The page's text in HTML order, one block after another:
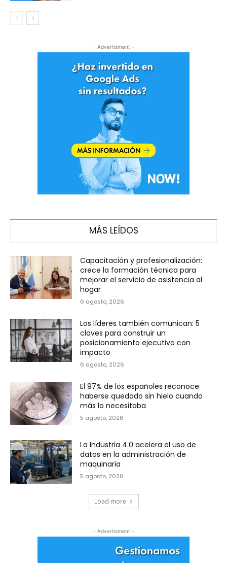
- Advertisment -
MÁS LEÍDOS
Capacitación y profesionalización:
crece la formación técnica para
mejorar el servicio de asistencia al
hogar
6 agosto, 2026
Los líderes también comunican: 5
claves para construir un
posicionamiento ejecutivo con
impacto
6 agosto, 2026
El 97% de los españoles reconoce
haberse quedado sin hielo cuando
más lo necesitaba
5 agosto, 2026
La Industria 4.0 acelera el uso de
datos en la administración de
maquinaria
5 agosto, 2026
Load more
- Advertisment -